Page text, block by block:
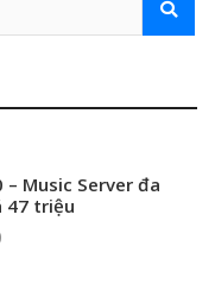
Music Server đa
47 triệu